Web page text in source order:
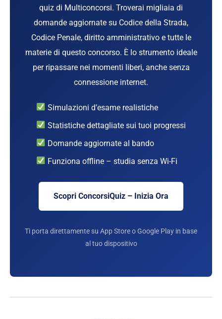
quiz di Multiconcorsi. Troverai migliaia di
domande aggiornate su Codice della Strada,
Codice Penale, diritto amministrativo e tutte le
materie di questo concorso. È lo strumento ideale
per ripassare nei momenti liberi, anche senza
connessione internet.
Simulazioni d’esame realistiche
Statistiche dettagliate sui tuoi progressi
Domande aggiornate al bando
Funziona offline – studia senza Wi-Fi
Scopri ConcorsiQuiz – Inizia Ora
Ti porta direttamente su App Store o Google Play in base
al tuo dispositivo